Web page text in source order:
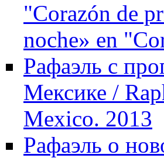
"Corazón de
noche» en
Рафаэль с
Мексике /
Mexico. 2013
Рафаэль о